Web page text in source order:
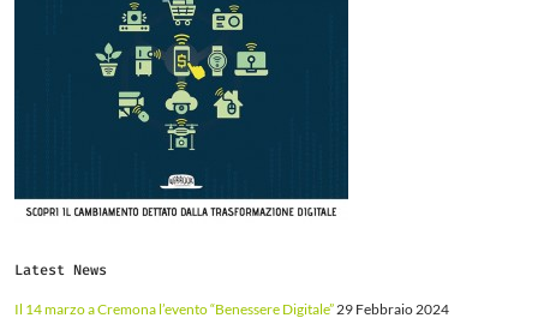
Latest News
Il 14 marzo a Cremona l’evento “Benessere Digitale”29 Febbraio 2024